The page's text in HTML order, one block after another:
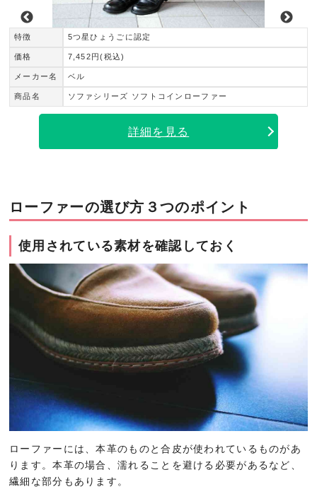
特徴
価格
メーカー名
商品名
5つ星ひょうごに認定
7,452円(税込)
ベル
ソファシリーズ ソフトコインローファー
詳細を見る
ローファーの選び方３つのポイント
使用されている素材を確認しておく
ローファーには、本革のものと合皮が使われているものがあ
ります。本革の場合、濡れることを避ける必要があるなど、
繊細な部分もあります。